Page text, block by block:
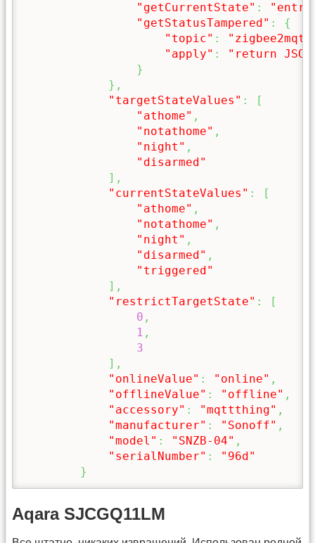
"getCurrentState" :
"getStatusTampered" :
{
"topic" :
"apply" :
"return
}
} ,
"targetStateValues" :
[
"athome" ,
"notathome" ,
"night" ,
"disarmed"
] ,
"currentStateValues" :
[
"athome" ,
"notathome" ,
"night" ,
"disarmed" ,
"triggered"
] ,
"restrictTargetState" :
[
0 ,
1 ,
3
] ,
"onlineValue" : "online" ,
"offlineValue" : "offline" ,
"accessory" : "mqttthing" ,
"manufacturer" : "Sonoff" ,
"model" : "SNZB-04" ,
"serialNumber" :
"96d"
}
Aqara SJCGQ11LM